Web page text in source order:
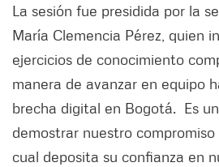
La sesión fue presidida por la
María Clemencia Pérez, quien
ejercicios de conocimiento
manera de avanzar en equipo
brecha digital en Bogotá. Es
demostrar nuestro
cual deposita su confianza en